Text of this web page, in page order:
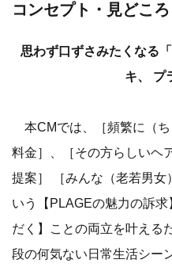
コンセプト・見どころ
思わず口ずさみたくなる
キ、 プ
本CMでは、［頻繁に（
料金］、［その方らしいヘ
提案］ ［みんな（老若男女
いう【PLAGEの魅力の訴
だく】ことの両立を叶える
段の何気ない日常生活シー